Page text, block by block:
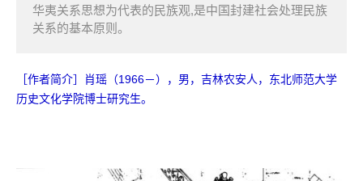
华夷关系思想为代表的民族观,是中国封建社会处理民族
关系的基本原则。
［作者简介］肖瑶（1966－），男，吉林农安人，东北师范大学
历史文化学院博士研究生。